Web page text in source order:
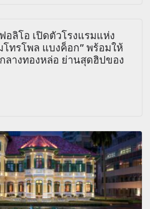
ลิโอ เปิดตัวโรงแรมแห่ง
โทรโพล แบงค็อก” พร้อมให้
ลางทองหล่อ ย่านสุดฮิปของ